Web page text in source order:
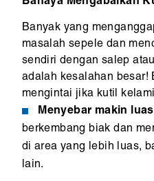
Bahaya Mengabaikan
Banyak yang
masalah sepele dan
sendiri dengan salep
adalah kesalahan besar!
mengintai jika kutil
Menyebar makin
berkembang biak dan
di area yang lebih luas,
lain.